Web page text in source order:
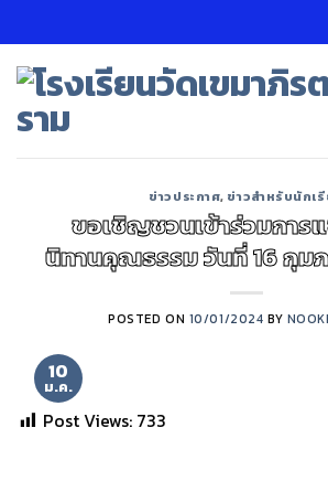
to
content
ข่าวประกาศ, ข่าวสำหรับนักเ
ขอเชิญชวนเข้าร่วมการ
นิทานคุณธรรม วันที่ 16 กุม
POSTED ON 10/01/2024 BY
10
ม.ค.
Post Views: 733